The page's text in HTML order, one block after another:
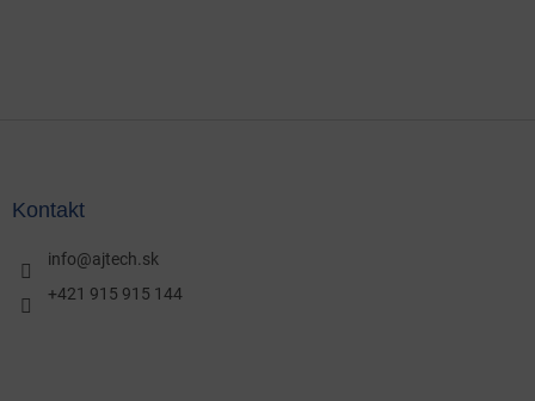
Kontakt
info@ajtech.sk
+421 915 915 144